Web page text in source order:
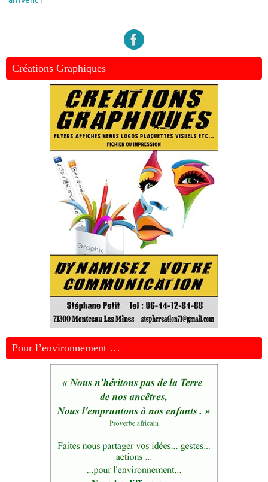
Créations Graphiques
Pour l’environnement …